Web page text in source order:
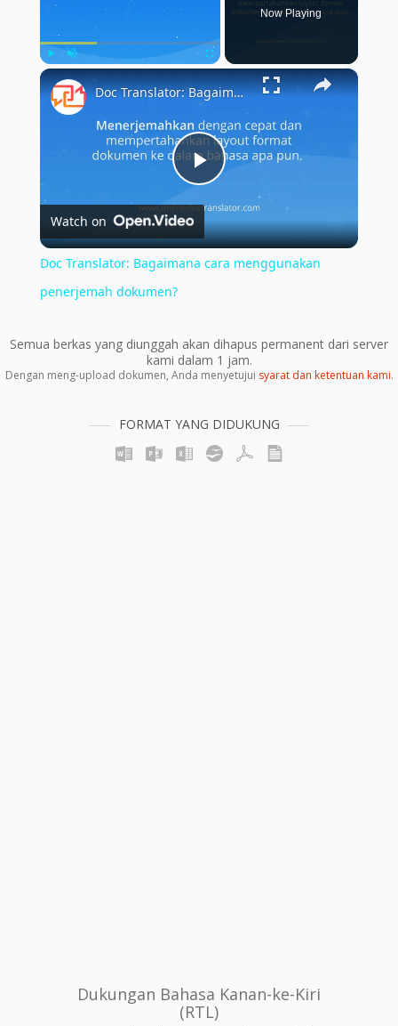
Play Unmute Fullscreen
Now Playing
×
Play
Video
Doc Translator: Bagaimana cara menggunakan penerjemah dokumen?
Watch on
Doc Translator: Bagaimana cara menggunakan
penerjemah dokumen?
Semua berkas yang diunggah akan dihapus permanent dari server
kami dalam 1 jam.
Dengan meng-upload dokumen, Anda menyetujui syarat dan ketentuan kami.
FORMAT YANG DIDUKUNG
Dukungan Bahasa Kanan-ke-Kiri
(RTL)